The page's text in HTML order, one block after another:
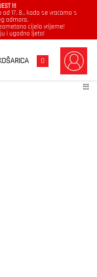
!!!
17. 8., kada se vraćamo s
odmora.
cijelo vrijeme!
i ugodno ljeto!
0